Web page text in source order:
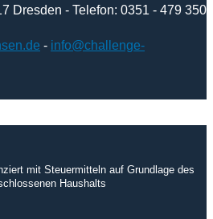
Dresden - Telefon: 0351 - 479 350
- info@challenge-
mit Steuermitteln auf Grundlage des
Haushalts